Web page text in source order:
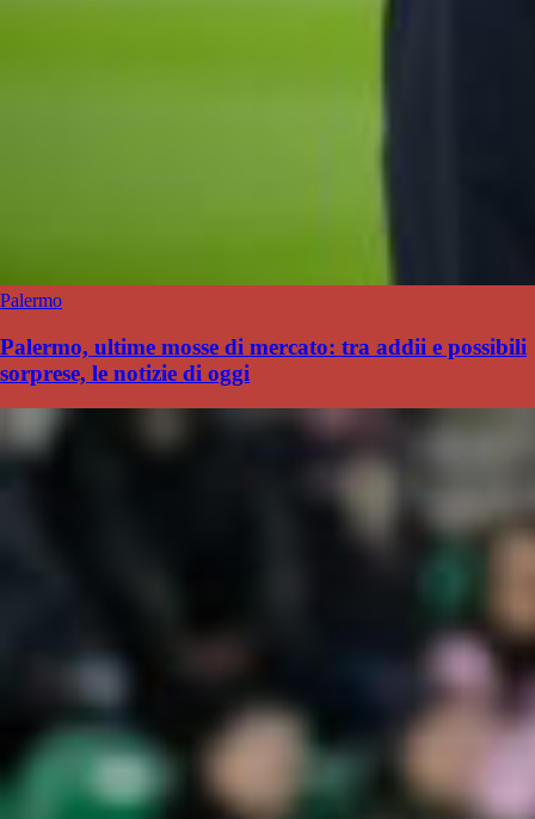
Palermo
Palermo, ultime mosse di mercato: tra addii e possibili
sorprese, le notizie di oggi